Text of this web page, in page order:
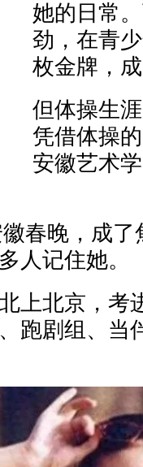
她的日常
劲，在青
枚金牌，
但体操生
凭借体操
安徽艺术
春晚，成
人记住她。
上北京，考
跑剧组、当